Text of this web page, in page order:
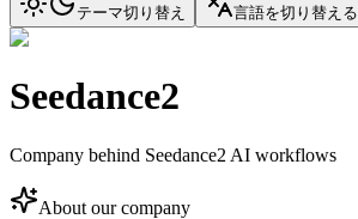
テーマ切り替え 言語を切り替える
Seedance2
Company behind Seedance2 AI workflows
About our company